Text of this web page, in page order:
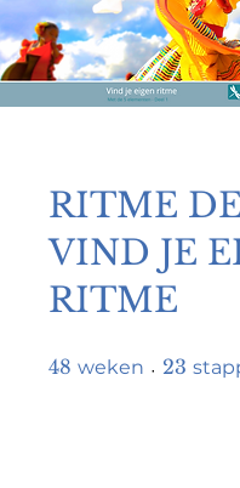
RITME
VIND JE
RITME
48 weken 48 weken
23